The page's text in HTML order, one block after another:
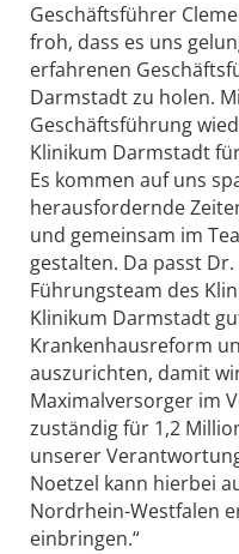
Geschäftsführer
froh, dass es uns
erfahrenen
Darmstadt zu holen.
Geschäftsführung
Klinikum Darmstadt
Es kommen auf uns
herausfordernde
und gemeinsam im
gestalten. Da passt
Führungsteam des
Klinikum Darmstadt
Krankenhausreform
auszurichten, damit
Maximalversorger im
zuständig für 1,2
unserer
Noetzel kann hierbei
Nordrhein-Westfalen
einbringen.“